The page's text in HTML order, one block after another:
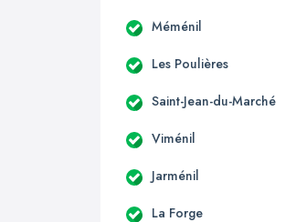
Méménil
Les Poulières
Saint-Jean-du-Marché
Viménil
Jarménil
La Forge